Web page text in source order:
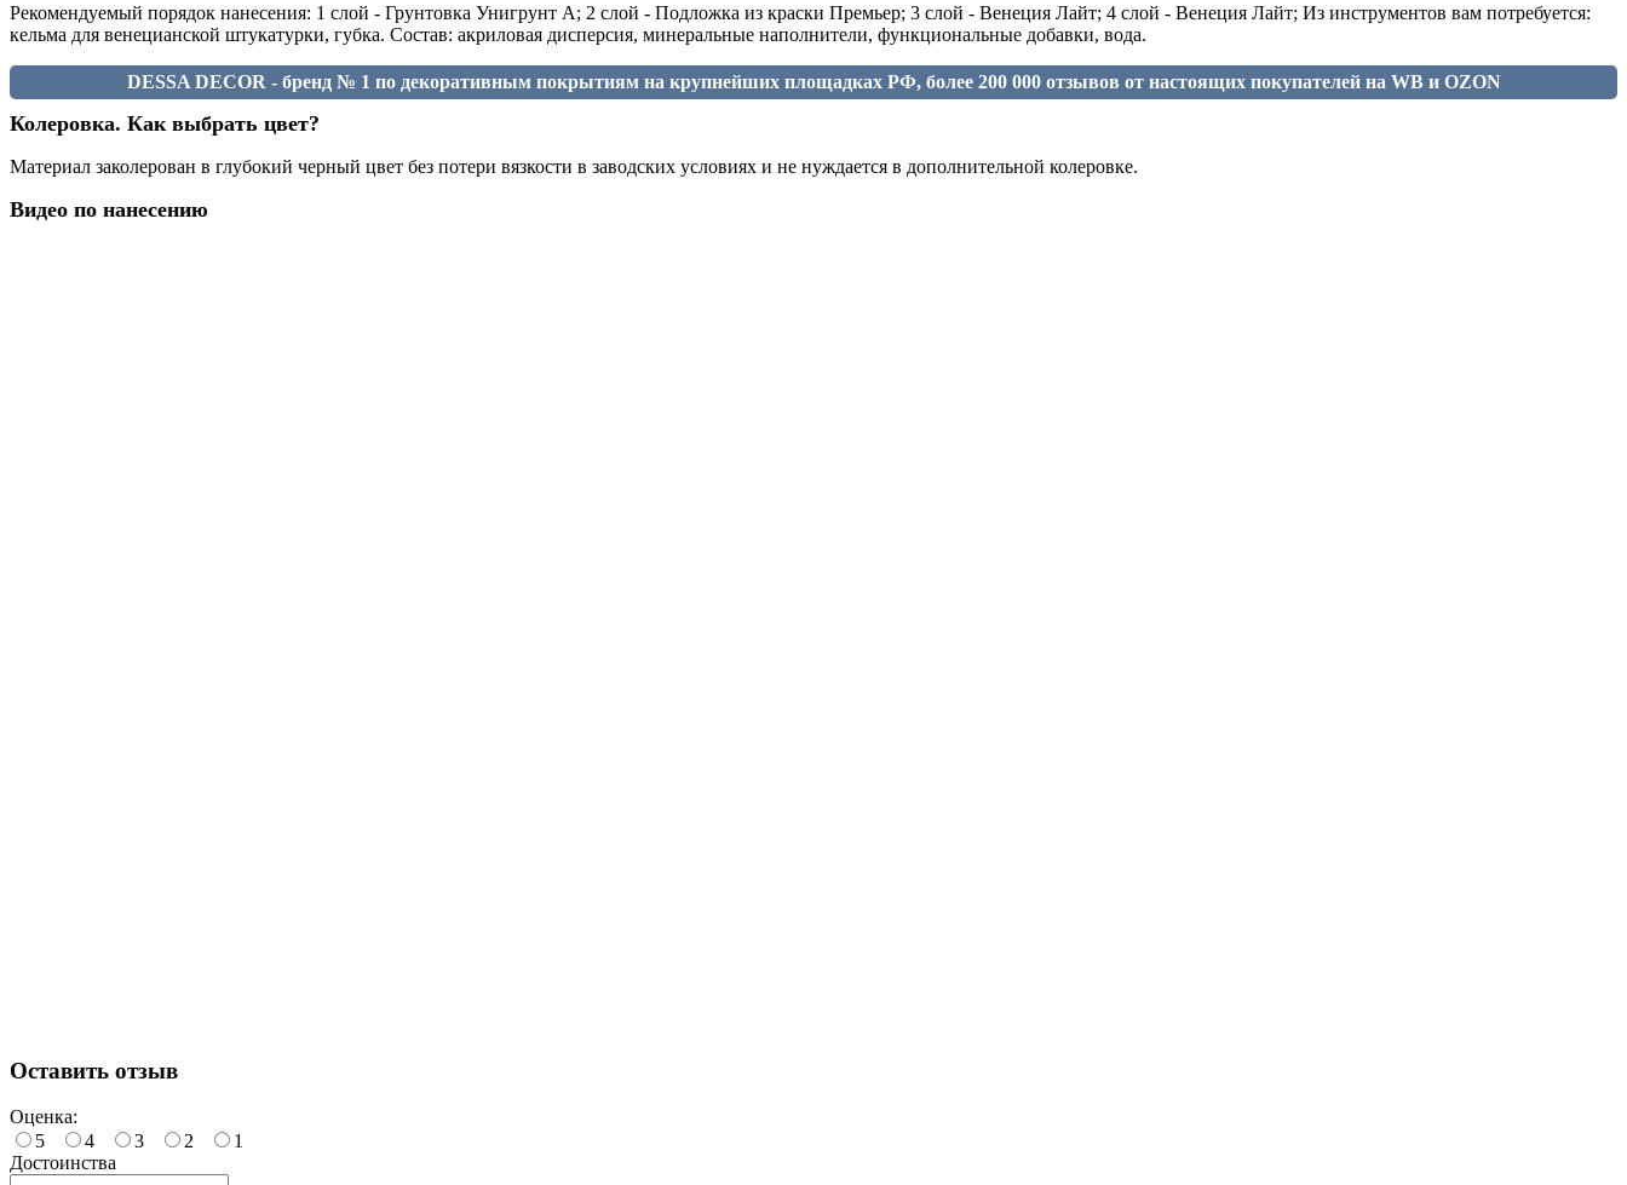
Рекомендуемый порядок нанесения: 1 слой - Грунтовка Унигрунт А; 2 слой - Подложка из краски Премьер; 3 слой - Венеция Лайт; 4 слой - Венеция Лайт; Из инструментов вам потребуется:
кельма для венецианской штукатурки, губка. Состав: акриловая дисперсия, минеральные наполнители, функциональные добавки, вода.
DESSA DECOR - бренд № 1 по декоративным покрытиям на крупнейших площадках РФ, более 200 000 отзывов от настоящих покупателей на WB и OZON
Колеровка. Как выбрать цвет?
Материал заколерован в глубокий черный цвет без потери вязкости в заводских условиях и не нуждается в дополнительной колеровке.
Видео по нанесению
Оставить отзыв
Оценка:
5
4 3 2
1
Достоинства